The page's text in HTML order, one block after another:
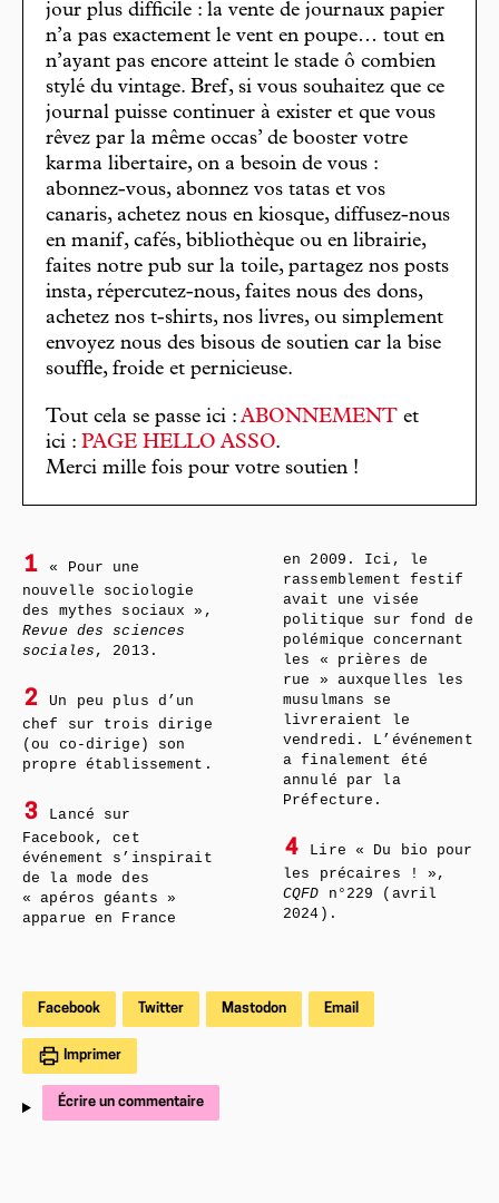
jour plus difficile : la vente de journaux papier
n’a pas exactement le vent en poupe… tout en
n’ayant pas encore atteint le stade ô combien
stylé du vintage. Bref, si vous souhaitez que ce
journal puisse continuer à exister et que vous
rêvez par la même occas’ de booster votre
karma libertaire, on a besoin de vous :
abonnez-vous, abonnez vos tatas et vos
canaris, achetez nous en kiosque, diffusez-nous
en manif, cafés, bibliothèque ou en librairie,
faites notre pub sur la toile, partagez nos posts
insta, répercutez-nous, faites nous des dons,
achetez nos t-shirts, nos livres, ou simplement
envoyez nous des bisous de soutien car la bise
souffle, froide et pernicieuse.
Tout cela se passe ici : ABONNEMENT et
ici : PAGE HELLO ASSO.
Merci mille fois pour votre soutien !
1
« Pour une
nouvelle sociologie
des mythes sociaux »,
Revue des sciences
sociales , 2013.
2
Un peu plus d’un
chef sur trois dirige
(ou co-dirige) son
propre établissement.
3
Lancé sur
Facebook, cet
événement s’inspirait
de la mode des
« apéros géants »
apparue en France
en 2009. Ici, le
rassemblement festif
avait une visée
politique sur fond de
polémique concernant
les « prières de
rue » auxquelles les
musulmans se
livreraient le
vendredi. L’événement
a finalement été
annulé par la
Préfecture.
4
Lire « Du bio pour
les précaires ! »,
CQFD n°229 (avril
2024).
Facebook Twitter Mastodon Email
Imprimer
Écrire un commentaire